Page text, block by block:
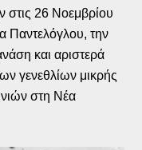
στις 26 Νοεμβρίου
Παντελόγλου, την
και αριστερά
γενεθλίων μικρής
στη Νέα